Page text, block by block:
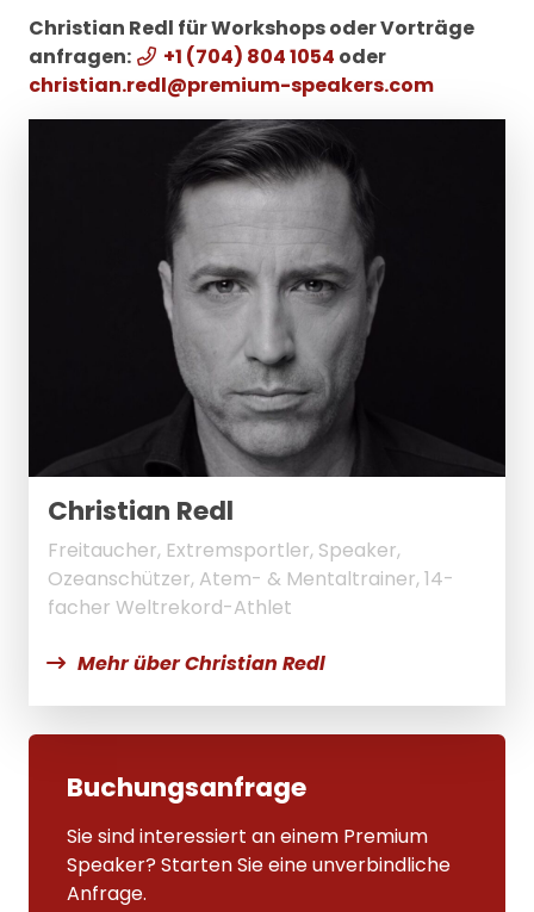
Christian Redl für Workshops oder Vorträge
anfragen:
+1 (704) 804 1054 oder
christian.redl@premium-speakers.com
Christian Redl
Freitaucher, Extremsportler, Speaker,
Ozeanschützer, Atem- & Mentaltrainer, 14-
facher Weltrekord-Athlet
Mehr über Christian Redl
Buchungsanfrage
Sie sind interessiert an einem Premium
Speaker? Starten Sie eine unverbindliche
Anfrage.